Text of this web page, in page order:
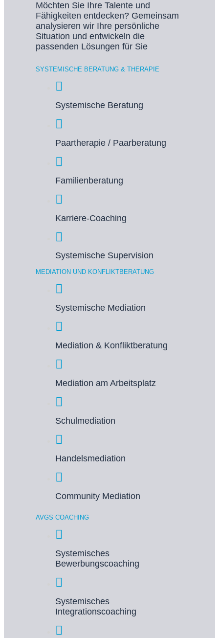
Möchten Sie Ihre Talente und
Fähigkeiten entdecken? Gemeinsam
analysieren wir Ihre persönliche
Situation und entwickeln die
passenden Lösungen für Sie
SYSTEMISCHE BERATUNG & THERAPIE
Systemische Beratung
Paartherapie / Paarberatung
Familienberatung
Karriere-Coaching
Systemische Supervision
MEDIATION UND KONFLIKTBERATUNG
Systemische Mediation
Mediation & Konfliktberatung
Mediation am Arbeitsplatz
Schulmediation
Handelsmediation
Community Mediation
AVGS COACHING
Systemisches
Bewerbungscoaching
Systemisches
Integrationscoaching